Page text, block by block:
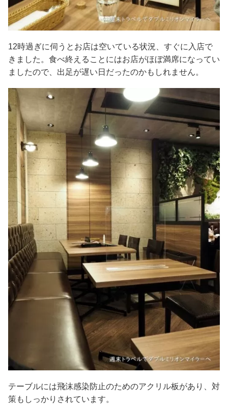
12時過ぎに伺うとお店は空いている状況、すぐに入店で
きました。食べ終えることにはお店がほぼ満席になってい
ましたので、出足が遅い日だったのかもしれません。
テーブルには飛沫感染防止のためのアクリル板があり、対
策もしっかりされています。